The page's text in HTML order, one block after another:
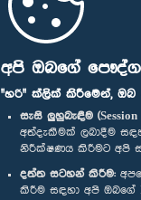
අපි ඔබගේ
"හරි" ක්ලික් කිරීමෙන්,
සැසි ලුහුබැඳීම (Session
අත්දැකීමක් ලබාදීම
නිරීක්ෂණය කිරීමට අපි
දත්ත සටහන් කිරීම:
කිරීම සඳහා අපි ඔබගේ